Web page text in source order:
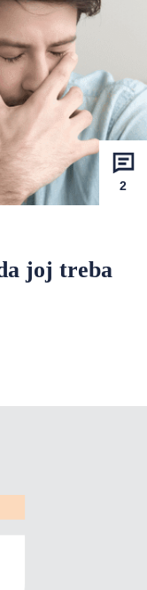
2
joj treba